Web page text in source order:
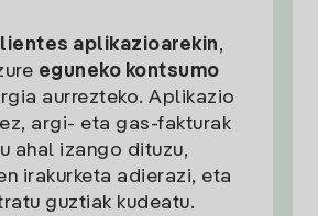
aplikazioarekin,
eguneko kontsumo
aurrezteko. Aplikazio
argi- eta gas-fakturak
ahal izango dituzu,
irakurketa adierazi, eta
guztiak kudeatu.